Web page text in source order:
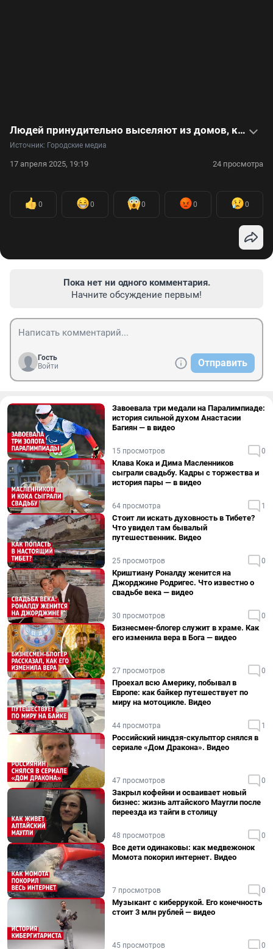
Людей принудительно выселяют из домов, которые могут упасть в реку. Видео
Источник: Городские медиа
17 апреля 2025, 19:19 24 просмотра
0 0 0 0 0
Пока нет ни одного комментария.
Начните обсуждение первым!
Гость
Войти
Отправить
Завоевала три медали на Паралимпиаде:
история сильной духом Анастасии
Багиян — в видео
15 просмотров 0
Клава Кока и Дима Масленников
сыграли свадьбу. Кадры с торжества и
история пары — в видео
64 просмотра 1
Стоит ли искать духовность в Тибете?
Что увидел там бывалый
путешественник. Видео
25 просмотров 0
Криштиану Роналду женится на
Джорджине Родригес. Что известно о
свадьбе века — видео
30 просмотров 0
Бизнесмен-блогер служит в храме. Как
его изменила вера в Бога — видео
27 просмотров 0
Проехал всю Америку, побывал в
Европе: как байкер путешествует по
миру на мотоцикле. Видео
44 просмотра 1
Российский ниндзя-скульптор снялся в
сериале «Дом Дракона». Видео
47 просмотров 0
Закрыл кофейни и осваивает новый
бизнес: жизнь алтайского Маугли после
переезда из тайги в столицу
48 просмотров 0
Все дети одинаковы: как медвежонок
Момота покорил интернет. Видео
7 просмотров 0
Музыкант с киберрукой. Его конечность
стоит 3 млн рублей — видео
45 просмотров 0